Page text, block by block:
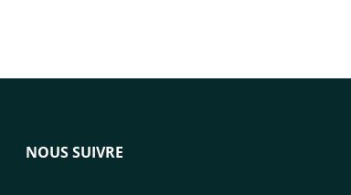
NOUS SUIVRE